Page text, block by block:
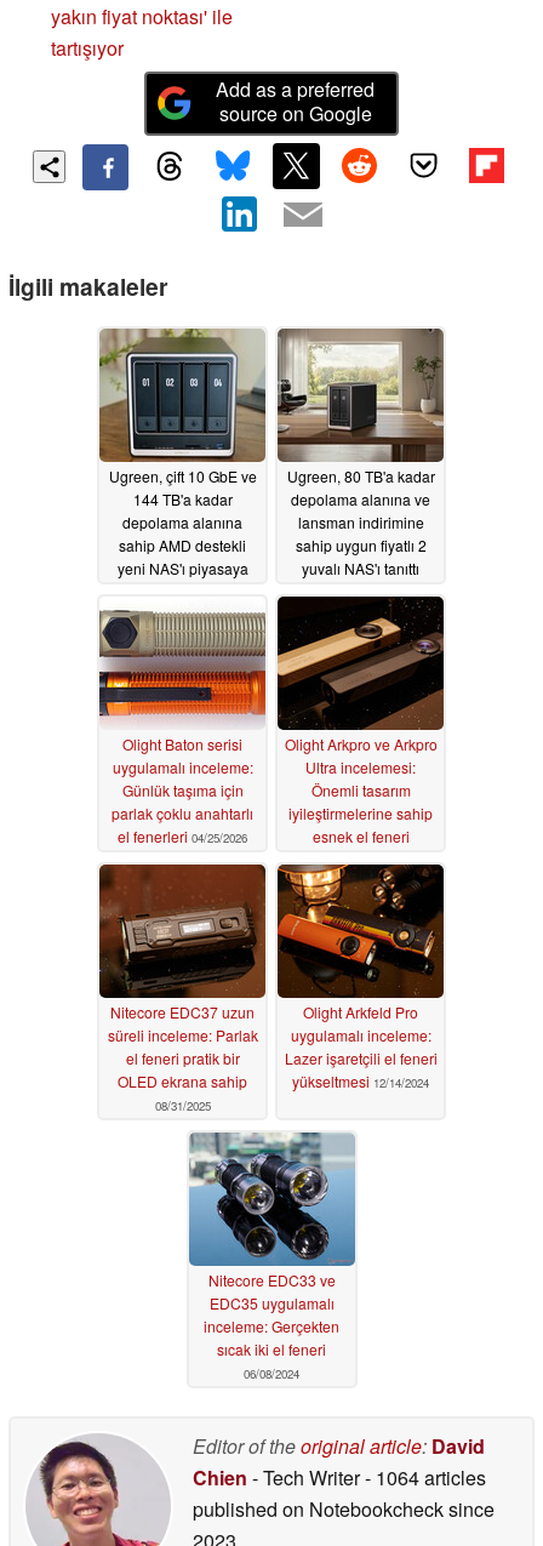
yakın fiyat noktası' ile
tartışıyor
Add as a preferred
source on Google
İlgili makaleler
Ugreen, çift 10 GbE ve
144 TB'a kadar
depolama alanına
sahip AMD destekli
yeni NAS'ı piyasaya
Ugreen, 80 TB'a kadar
depolama alanına ve
lansman indirimine
sahip uygun fiyatlı 2
yuvalı NAS'ı tanıttı
06/08/2026
Olight Baton serisi
uygulamalı inceleme:
Günlük taşıma için
parlak çoklu anahtarlı
el fenerleri 04/25/2026
Olight Arkpro ve Arkpro
Ultra incelemesi:
Önemli tasarım
iyileştirmelerine sahip
esnek el feneri
11/28/2025
Nitecore EDC37 uzun
süreli inceleme: Parlak
el feneri pratik bir
OLED ekrana sahip
08/31/2025
Olight Arkfeld Pro
uygulamalı inceleme:
Lazer işaretçili el feneri
yükseltmesi 12/14/2024
Nitecore EDC33 ve
EDC35 uygulamalı
inceleme: Gerçekten
sıcak iki el feneri
06/08/2024
Editor of theoriginal article: David
Chien - Tech Writer- 1064 articles
published on Notebookchecksince